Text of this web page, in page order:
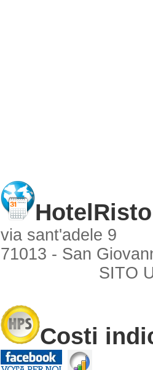
via sant'adele 9
71013 - San
SITO
Costi